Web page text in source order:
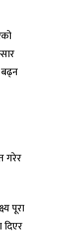
बढ्न
गरेर
पूरा